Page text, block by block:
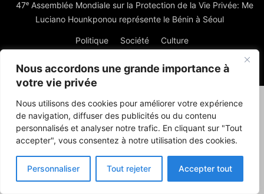
Nous accordons une grande importance à
votre vie privée
Nous utilisons des cookies pour améliorer votre expérience
de navigation, diffuser des publicités ou du contenu
personnalisés et analyser notre trafic. En cliquant sur "Tout
accepter", vous consentez à notre utilisation des cookies.
Personnaliser Tout rejeter Accepter tout
47ᵉ Assemblée Mondiale sur la Protection de la Vie Privée: Me
Luciano Hounkponou représente le Bénin à Séoul
Politique Société Culture
© Powered by digitXplus Francophone